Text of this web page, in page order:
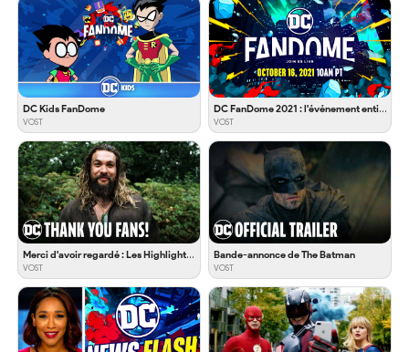
DC Kids FanDome
VOST
DC FanDome 2021 : l'événement entier
VOST
Merci d'avoir regardé : Les Highlights de l'édition 2021
VOST
Bande-annonce de The Batman
VOST